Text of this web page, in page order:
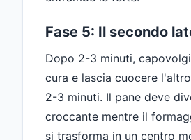
Fase 5: Il secondo
Dopo 2-3 minuti,
cura e lascia cuocere
2-3 minuti. Il pane deve
croccante mentre il
si trasforma in un centro